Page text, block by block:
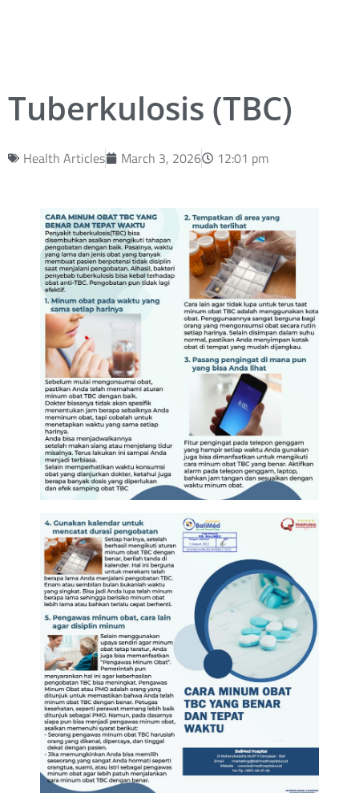
Tuberkulosis (TBC)
Health Articles March 3, 2026 12:01 pm